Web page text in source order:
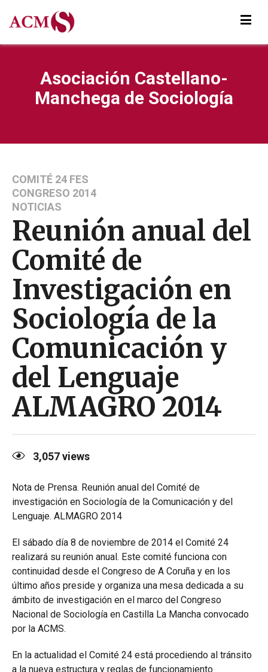
Asociación Castellano-
Manchega de Sociología
COMITÉ 24 FES
CONGRESO 2014
NOTICIAS
Reunión anual del
Comité de
Investigación en
Sociología de la
Comunicación y
del Lenguaje
ALMAGRO 2014
3,057views
Nota de Prensa. Reunión anual del Comité de
investigación en Sociología de la Comunicación y del
Lenguaje. ALMAGRO 2014
El sábado día 8 de noviembre de 2014 el Comité 24
realizará su reunión anual. Este comité funciona con
continuidad desde el Congreso de A Coruña y en los
último años preside y organiza una mesa dedicada a su
ámbito de investigación en el marco del Congreso
Nacional de Sociología en Castilla La Mancha convocado
por la ACMS.
En la actualidad el Comité 24 está procediendo al tránsito
a la nueva estructura y reglas de funcionamiento